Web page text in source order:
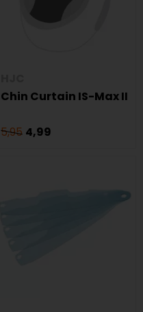
Chin Curtain IS-Max II
5,95 4,99